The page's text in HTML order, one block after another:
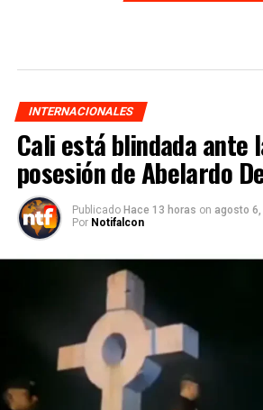
INTERNACIONALES
Cali está blindada ante
posesión de Abelardo
Publicado Hace 13 horas on agosto 6,
Por Notifalcon